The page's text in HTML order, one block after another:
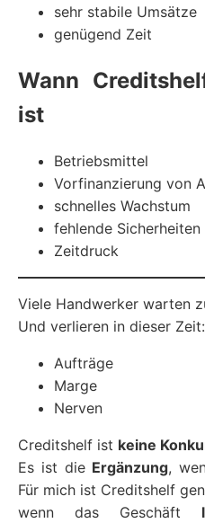
sehr stabile Umsätze
genügend Zeit
Wann
ist
Betriebsmittel
Vorfinanzierung von
schnelles Wachstum
fehlende Sicherheiten
Zeitdruck
Viele Handwerker warten
Und verlieren in dieser Zeit:
Aufträge
Marge
Nerven
Creditshelf ist keine
Es ist die Ergänzung,
Für mich ist Creditshelf
wenn das Geschäft